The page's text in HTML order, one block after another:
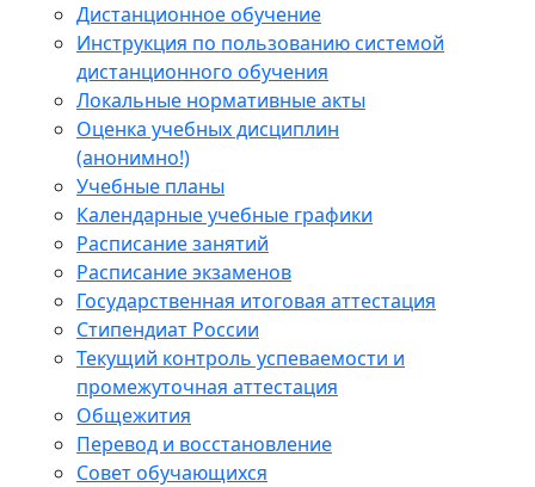
Дистанционное обучение
Инструкция по пользованию системой
дистанционного обучения
Локальные нормативные акты
Оценка учебных дисциплин
(анонимно!)
Учебные планы
Календарные учебные графики
Расписание занятий
Расписание экзаменов
Государственная итоговая аттестация
Стипендиат России
Текущий контроль успеваемости и
промежуточная аттестация
Общежития
Перевод и восстановление
Совет обучающихся